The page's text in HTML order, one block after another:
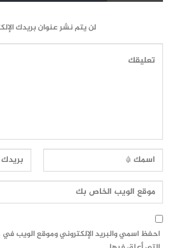
لن يتم نشر عنوان بريدك
احفظ اسمي والبريد الإلكتروني وموقع الويب في